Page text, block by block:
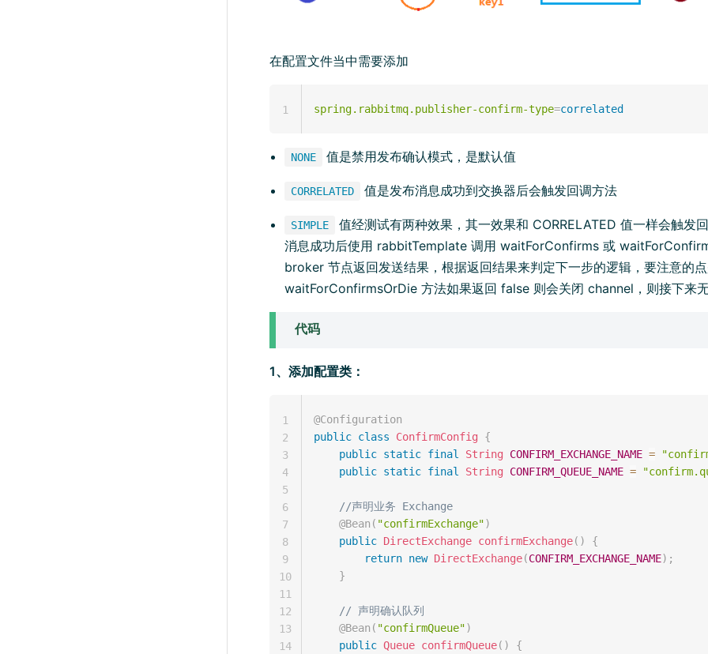
在配置文件当中需要添加
spring.rabbitmq.publisher-confirm-type=correlated
1
NONE 值是禁用发布确认模式，是默认值
CORRELATED 值是发布消息成功到交换器后会触发回调方法
SIMPLE
值经测试有两种效果，其一效果和 CORRELATED 值一样会触发
消息成功后使用 rabbitTemplate 调用 waitForConfirms 或
broker 节点返回发送结果，根据返回结果来判定下一步的逻辑，要注意的
waitForConfirmsOrDie 方法如果返回 false 则会关闭 channel，则接下来
代码
1、添加配置类：
@Configuration
public class ConfirmConfig
{
public static final String CONFIRM_EXCHANGE_NAME =
public static final String CONFIRM_QUEUE_NAME =
//声明业务 Exchange
@Bean ( "confirmExchange")
public DirectExchange confirmExchange( )
{
return new DirectExchange(CONFIRM_EXCHANGE_NAME) ;
}
// 声明确认队列
@Bean ( "confirmQueue")
public Queue confirmQueue( )
{
1
2
3
4
5
6
7
8
9
10
11
12
13
14